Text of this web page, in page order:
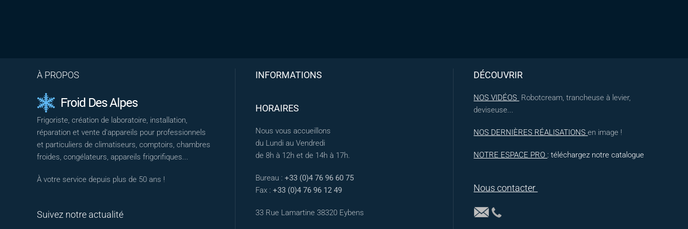
À PROPOS
Frigoriste, création de laboratoire, installation,
réparation et vente d'appareils pour professionnels
et particuliers de climatiseurs, comptoirs, chambres
froides, congélateurs, appareils frigorifiques...
À votre service depuis plus de 50 ans !
Suivez notre actualité
INFORMATIONS
HORAIRES
Nous vous accueillons
du Lundi au Vendredi
de 8h à 12h et de 14h à 17h.
Bureau : +33 (0)4 76 96 60 75
Fax : +33 (0)4 76 96 12 49
33 Rue Lamartine 38320 Eybens
DÉCOUVRIR
NOS VIDÉOS Robotcream, trancheuse à levier,
deviseuse...
NOS DERNIÈRES RÉALISATIONSen image !
NOTRE ESPACE PRO : téléchargez notre catalogue
Nous contacter